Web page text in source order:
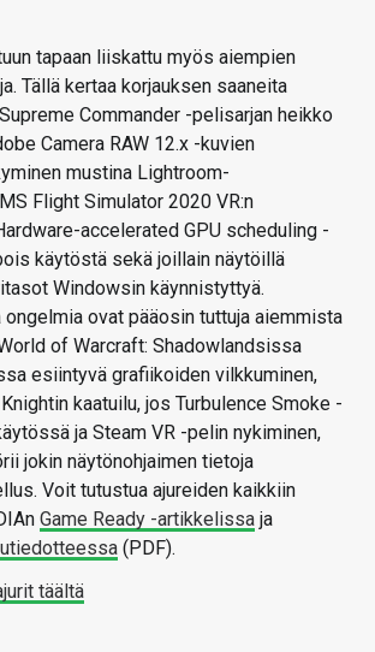
tapaan liiskattu myös aiempien
Tällä kertaa korjauksen saaneita
Commander -pelisarjan heikko
Camera RAW 12.x -kuvien
mustina Lightroom-
Flight Simulator 2020 VR:n
accelerated GPU scheduling -
käytöstä sekä joillain näytöillä
Windowsin käynnistyttyä.
ovat pääosin tuttuja aiemmista
of Warcraft: Shadowlandsissa
esiintyvä grafiikoiden vilkkuminen,
kaatuilu, jos Turbulence Smoke -
ja Steam VR -pelin nykiminen,
jokin näytönohjaimen tietoja
Voit tutustua ajureiden kaikkiin
Game Ready -artikkelissa ja
(PDF).
täältä